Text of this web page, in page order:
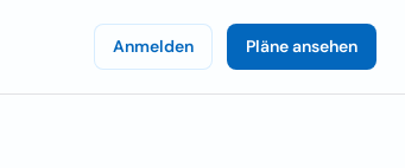
Anmelden Pläne ansehen